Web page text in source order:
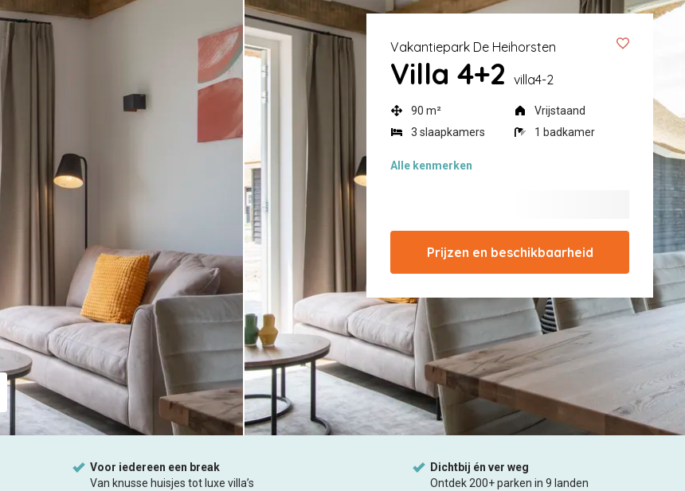
Vakantiepark De Heihorsten
Villa 4+2 villa4-2
90 m²
Vrijstaand
3 slaapkamers
1 badkamer
Alle kenmerken
Prijzen en beschikbaarheid